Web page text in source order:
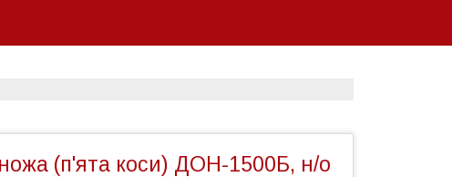
(п'ята коси) ДОН-1500Б, н/о